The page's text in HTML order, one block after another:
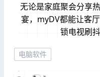
无论是家庭聚会分享
宴，myDV都能让客
锁电视刷
电脑软件